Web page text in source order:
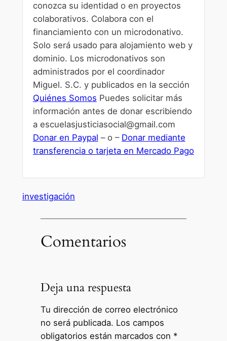
conozca su identidad o en proyectos
colaborativos. Colabora con el
financiamiento con un microdonativo.
Solo será usado para alojamiento web y
dominio. Los microdonativos son
administrados por el coordinador
Miguel. S.C. y publicados en la sección
Quiénes Somos Puedes solicitar más
información antes de donar escribiendo
a escuelasjusticiasocial@gmail.com
Donar en Paypal – o – Donar mediante
transferencia o tarjeta en Mercado Pago
investigación
Comentarios
Deja una respuesta
Tu dirección de correo electrónico
no será publicada. Los campos
obligatorios están marcados con *